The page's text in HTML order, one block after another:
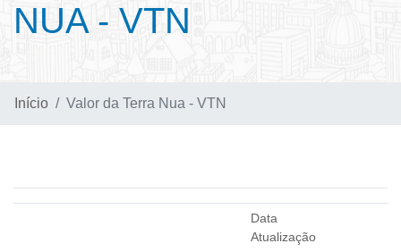
NUA - VTN
Início Valor da Terra Nua - VTN
Data
Atualização